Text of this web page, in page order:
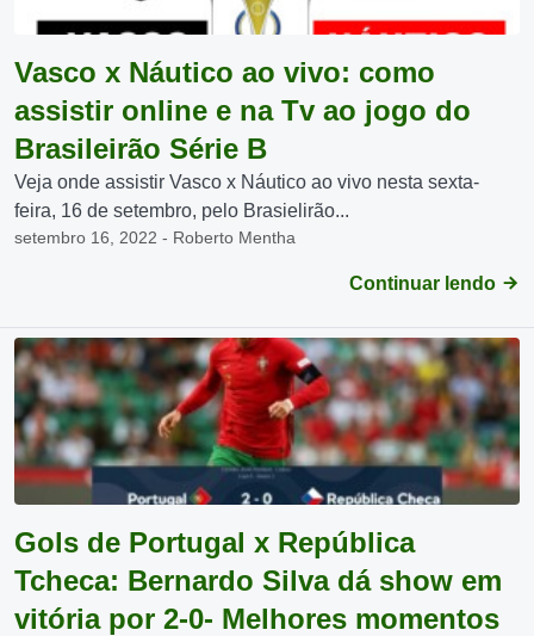
Vasco x Náutico ao vivo: como
assistir online e na Tv ao jogo do
Brasileirão Série B
Veja onde assistir Vasco x Náutico ao vivo nesta sexta-
feira, 16 de setembro, pelo Brasielirão...
setembro 16, 2022 - Roberto Mentha
Continuar lendo
Gols de Portugal x República
Tcheca: Bernardo Silva dá show em
vitória por 2-0- Melhores momentos